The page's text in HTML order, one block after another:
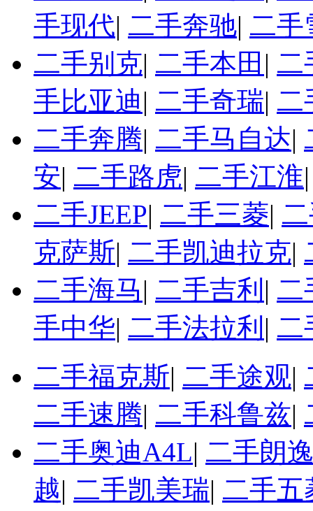
手现代| 二手奔驰| 二手
二手别克| 二手本田 | 二
手比亚迪| 二手奇瑞| 二
二手奔腾| 二手马自达|
安| 二手路虎| 二手江淮
二手JEEP| 二手三菱|
克萨斯| 二手凯迪拉克|
二手海马| 二手吉利 | 二
手中华| 二手法拉利 | 二
二手福克斯| 二手途观|
二手速腾| 二手科鲁兹|
二手奥迪A4L| 二手朗
越| 二手凯美瑞| 二手五